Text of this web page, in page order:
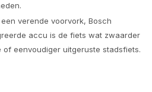
verende voorvork, Bosch
accu is de fiets wat zwaarder
eenvoudiger uitgeruste stadsfiets.